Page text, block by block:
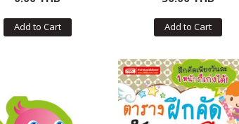
Add to Cart Add to Cart